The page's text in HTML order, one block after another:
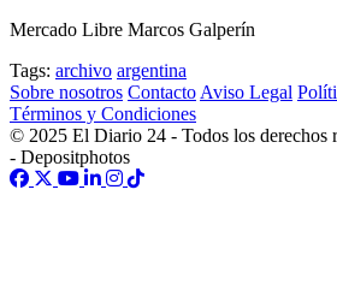
Mercado Libre Marcos Galperín
Tags: archivo argentina
Sobre nosotros Contacto Aviso Legal
Términos y Condiciones
© 2025 El Diario 24 - Todos los derechos
- Depositphotos